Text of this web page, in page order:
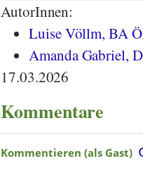
AutorInnen:
Luise Völlm, BA
Amanda Gabriel,
17.03.2026
Kommentare